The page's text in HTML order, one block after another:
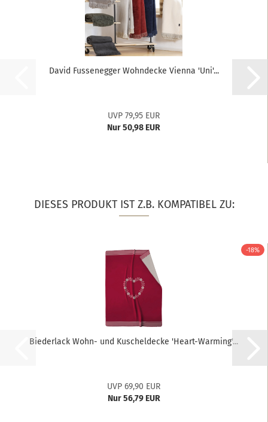
David Fussenegger Wohndecke Vienna 'Uni'...
UVP 79,95 EUR
Nur 50,98 EUR
DIESES PRODUKT IST Z.B. KOMPATIBEL ZU:
-18%
Biederlack Wohn- und Kuscheldecke 'Heart-Warming'...
UVP 69,90 EUR
Nur 56,79 EUR